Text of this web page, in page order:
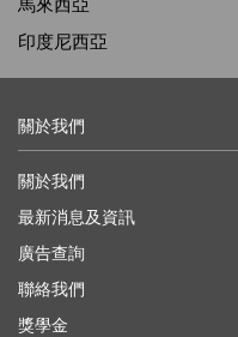
馬來西亞
印度尼西亞
關於我們
關於我們
最新消息及資訊
廣告查詢
聯絡我們
獎學金